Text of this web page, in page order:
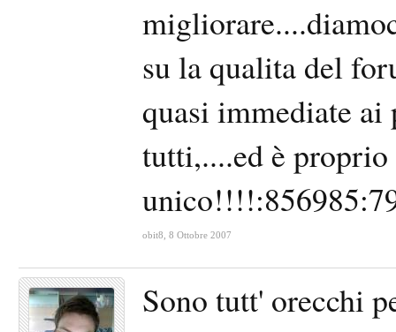
su la qualita del
quasi immediate
tutti,....ed è
obit8 8 Ottobre 2007
Sono tutt' orecchi